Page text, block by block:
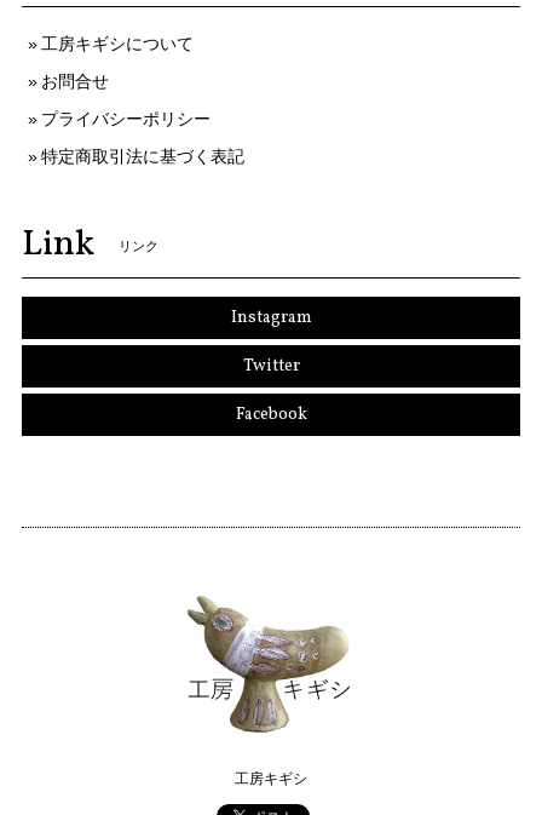
工房キギシについて
お問合せ
プライバシーポリシー
特定商取引法に基づく表記
Link リンク
Instagram
Twitter
Facebook
工房キギシ